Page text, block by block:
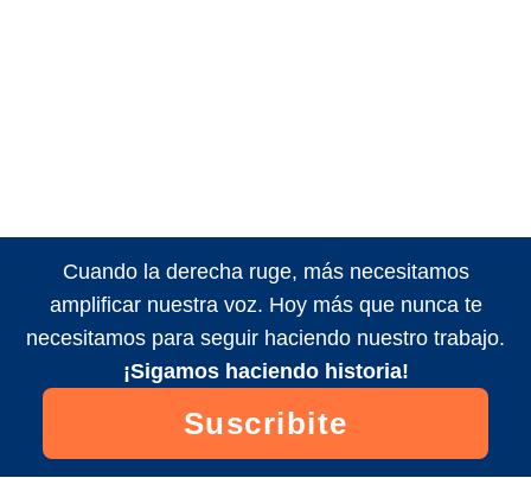
Cuando la derecha ruge, más necesitamos
amplificar nuestra voz. Hoy más que nunca te
necesitamos para seguir haciendo nuestro trabajo.
¡Sigamos haciendo historia!
Suscribite